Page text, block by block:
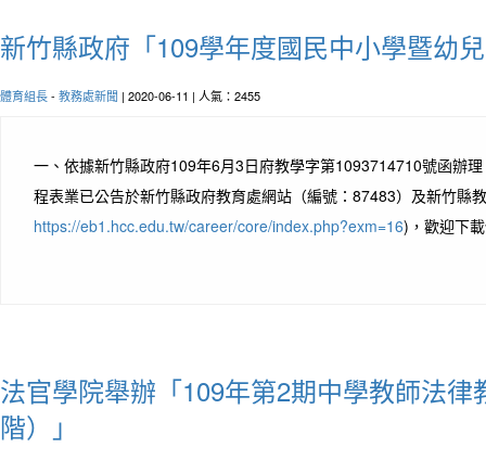
新竹縣政府「109學年度國民中小學暨幼
體育組長- 教務處新聞 | 2020-06-11 | 人氣：2455
一、依據新竹縣政府109年6月3日府教學字第1093714710號函辦
程表業已公告於新竹縣政府教育處網站（編號：87483）及新竹縣
https://eb1.hcc.edu.tw/career/core/index.php?exm=16)，歡迎下
法官學院舉辦「109年第2期中學教師法律
階）」